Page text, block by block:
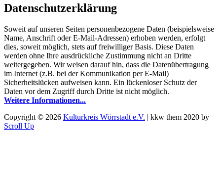
Datenschutzerklärung
Soweit auf unseren Seiten personenbezogene Daten (beispielsweise
Name, Anschrift oder E-Mail-Adressen) erhoben werden, erfolgt
dies, soweit möglich, stets auf freiwilliger Basis. Diese Daten
werden ohne Ihre ausdrückliche Zustimmung nicht an Dritte
weitergegeben. Wir weisen darauf hin, dass die Datenübertragung
im Internet (z.B. bei der Kommunikation per E-Mail)
Sicherheitslücken aufweisen kann. Ein lückenloser Schutz der
Daten vor dem Zugriff durch Dritte ist nicht möglich.
Weitere Informationen...
Copyright © 2026 Kulturkreis Wörrstadt e.V. | kkw them 2020 by
Scroll Up